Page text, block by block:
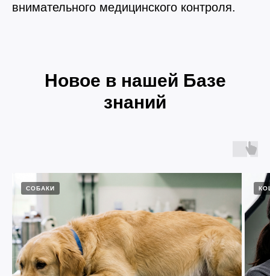
внимательного медицинского контроля.
Новое в нашей Базе
знаний
СОБАКИ